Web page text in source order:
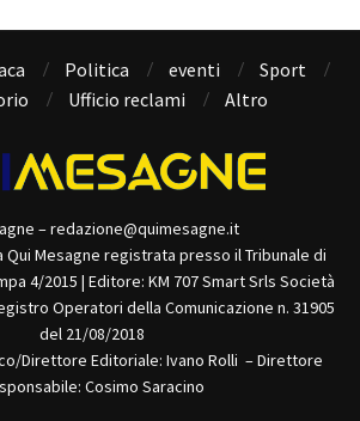
Politica eventi
Sport
Ufficio reclami Altro
– redazione@quimesagne.it
Mesagne registrata presso il Tribunale di
4/2015 | Editore: KM 707 Smart Srls Società
Operatori della Comunicazione n. 31905
del 21/08/2018
Direttore Editoriale: Ivano Rolli – Direttore
Cosimo Saracino